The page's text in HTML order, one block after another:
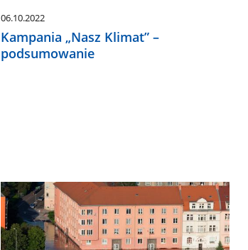
06.10.2022
Kampania „Nasz Klimat” –
podsumowanie